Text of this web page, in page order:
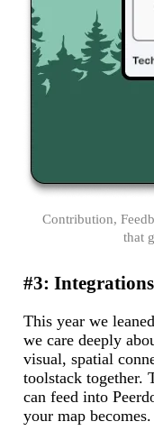
Contribution,
that
#3:
This year we
we care deeply
visual, spatial
toolstack together.
can feed into
your map becomes.